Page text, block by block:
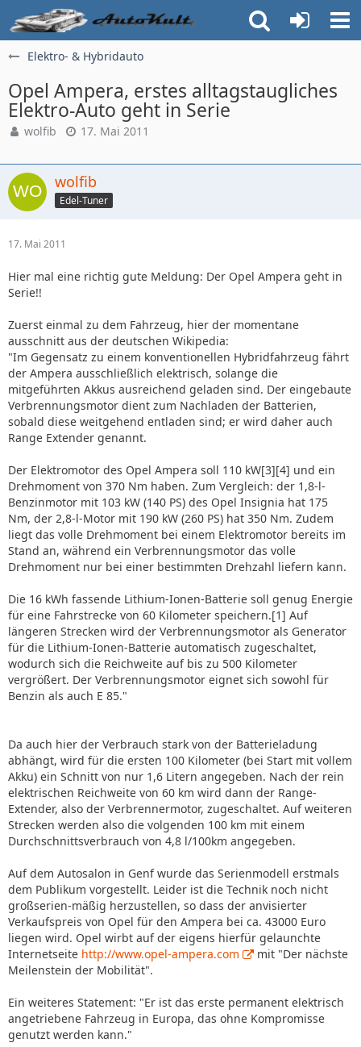
Elektro- & Hybridauto
Opel Ampera, erstes alltagstaugliches
Elektro-Auto geht in Serie
wolfib 17. Mai 2011
wolfib
Edel-Tuner
17. Mai 2011
Hier mal eine richtig gute Meldung: Der Opel Ampera geht in
Serie!!
Zuerst einmal zu dem Fahrzeug, hier der momentane
ausschnitt aus der deutschen Wikipedia:
"Im Gegensatz zu einem konventionellen Hybridfahrzeug fährt
der Ampera ausschließlich elektrisch, solange die
mitgeführten Akkus ausreichend geladen sind. Der eingebaute
Verbrennungsmotor dient zum Nachladen der Batterien,
sobald diese weitgehend entladen sind; er wird daher auch
Range Extender genannt.
Der Elektromotor des Opel Ampera soll 110 kW[3][4] und ein
Drehmoment von 370 Nm haben. Zum Vergleich: der 1,8-l-
Benzinmotor mit 103 kW (140 PS) des Opel Insignia hat 175
Nm, der 2,8-l-Motor mit 190 kW (260 PS) hat 350 Nm. Zudem
liegt das volle Drehmoment bei einem Elektromotor bereits im
Stand an, während ein Verbrennungsmotor das volle
Drehmoment nur bei einer bestimmten Drehzahl liefern kann.
Die 16 kWh fassende Lithium-Ionen-Batterie soll genug Energie
für eine Fahrstrecke von 60 Kilometer speichern.[1] Auf
längeren Strecken wird der Verbrennungsmotor als Generator
für die Lithium-Ionen-Batterie automatisch zugeschaltet,
wodurch sich die Reichweite auf bis zu 500 Kilometer
vergrößert. Der Verbrennungsmotor eignet sich sowohl für
Benzin als auch E 85."
Da auch hier der Verbrauch stark von der Batterieladung
abhängt, wird für die ersten 100 Kilometer (bei Start mit vollem
Akku) ein Schnitt von nur 1,6 Litern angegeben. Nach der rein
elektrischen Reichweite von 60 km wird dann der Range-
Extender, also der Verbrennermotor, zugeschaltet. Auf weiteren
Strecken werden also die volgenden 100 km mit einem
Durchschnittsverbrauch von 4,8 l/100km angegeben.
Auf dem Autosalon in Genf wurde das Serienmodell erstmals
dem Publikum vorgestellt. Leider ist die Technik noch nicht
großserien-mäßig herzustellen, so dass der anvisierter
Verkaufspreis von Opel für den Ampera bei ca. 43000 Euro
liegen wird. Opel wirbt auf der eigens hierfür gelaunchte
Internetseite http://www.opel-ampera.com
mit "Der nächste
Meilenstein der Mobilität".
Ein weiteres Statement: "Er ist das erste permanent elektrisch
angetriebene Fahrzeug in Europa, das ohne Kompromisse
genutzt werden kann."